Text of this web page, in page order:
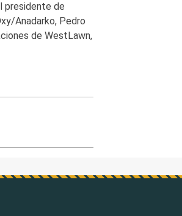
presidente de
Anadarko, Pedro
de WestLawn,